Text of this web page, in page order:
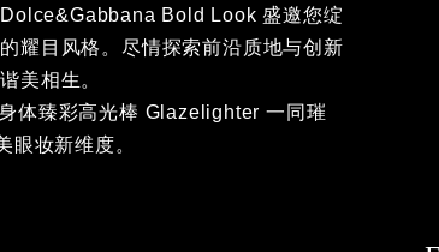
Bold Look 盛邀您绽
耀目风格。尽情探索前沿质地与创新
美相生。
臻彩高光棒 Glazelighter 一同璀璨
妆新维度。